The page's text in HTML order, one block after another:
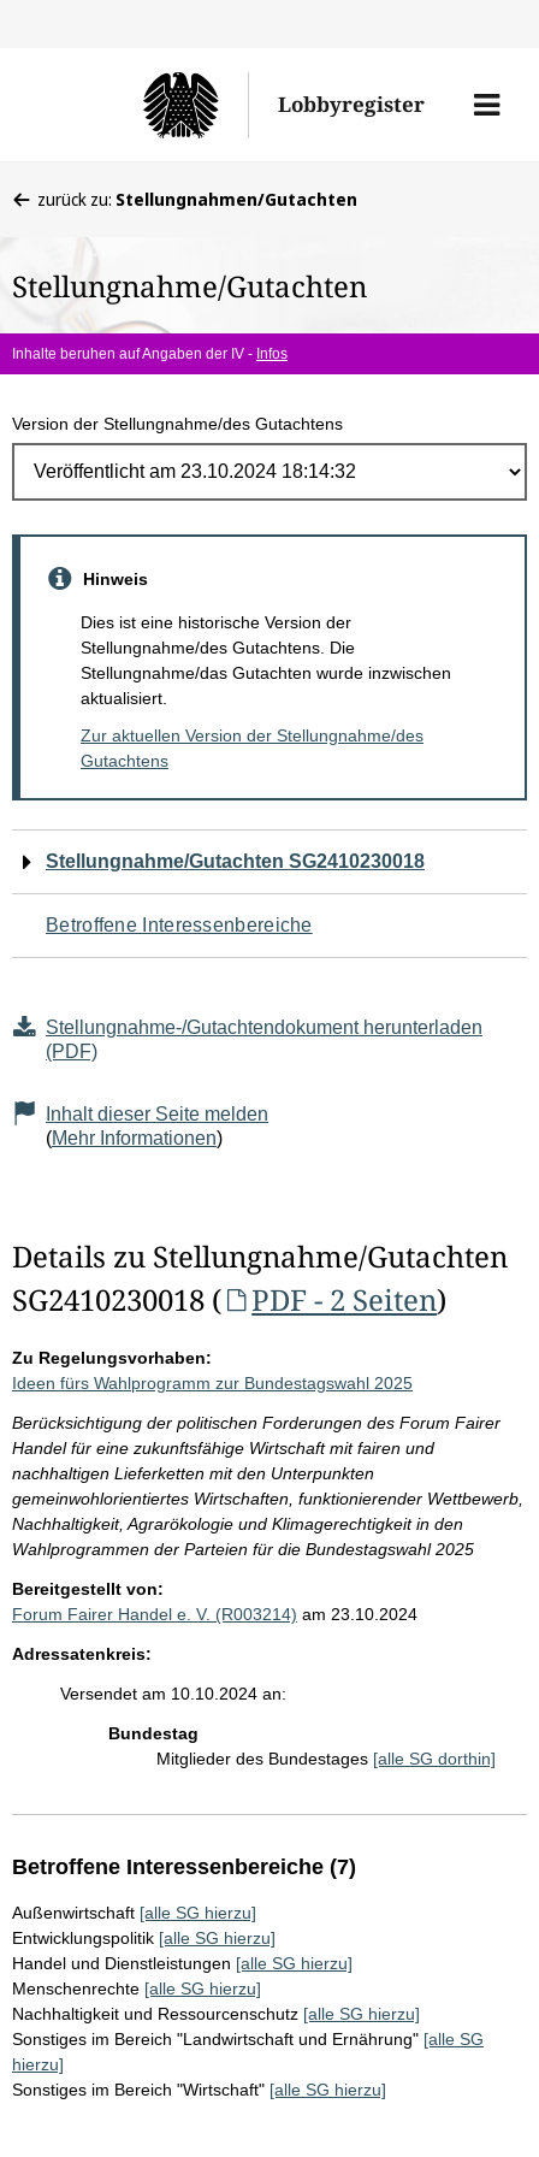
Lobbyregister
Menü
befinden
hier:
zurück zu: Stellungnahmen/Gutachten
Stellungnahme/Gutachten
Inhalte beruhen auf Angaben der IV - Infos
Version der Stellungnahme/des Gutachtens
Hinweis
Dies ist eine historische Version der
Stellungnahme/des Gutachtens. Die
Stellungnahme/das Gutachten wurde inzwischen
aktualisiert.
Zur aktuellen Version der Stellungnahme/des
Gutachtens
Navigation
für
den
Seiteninhalt
Stellungnahme/Gutachten SG2410230018
Betroffene Interessenbereiche
Stellungnahme-/Gutachtendokument herunterladen
(PDF)
Inhalt dieser Seite melden
(Mehr Informationen)
Details zu Stellungnahme/Gutachten
SG2410230018 (
PDF - 2 Seiten)
Zu Regelungsvorhaben:
Ideen fürs Wahlprogramm zur Bundestagswahl 2025
Berücksichtigung der politischen Forderungen des Forum Fairer
Handel für eine zukunftsfähige Wirtschaft mit fairen und
nachhaltigen Lieferketten mit den Unterpunkten
gemeinwohlorientiertes Wirtschaften, funktionierender Wettbewerb,
Nachhaltigkeit, Agrarökologie und Klimagerechtigkeit in den
Wahlprogrammen der Parteien für die Bundestagswahl 2025
Bereitgestellt von:
Forum Fairer Handel e. V. (R003214) am 23.10.2024
Adressatenkreis:
Versendet am 10.10.2024 an:
Bundestag
Mitglieder des Bundestages [alle SG dorthin]
Betroffene Interessenbereiche (7)
Außenwirtschaft [alle SG hierzu]
Entwicklungspolitik [alle SG hierzu]
Handel und Dienstleistungen [alle SG hierzu]
Menschenrechte [alle SG hierzu]
Nachhaltigkeit und Ressourcenschutz [alle SG hierzu]
Sonstiges im Bereich "Landwirtschaft und Ernährung" [alle SG
hierzu]
Sonstiges im Bereich "Wirtschaft" [alle SG hierzu]